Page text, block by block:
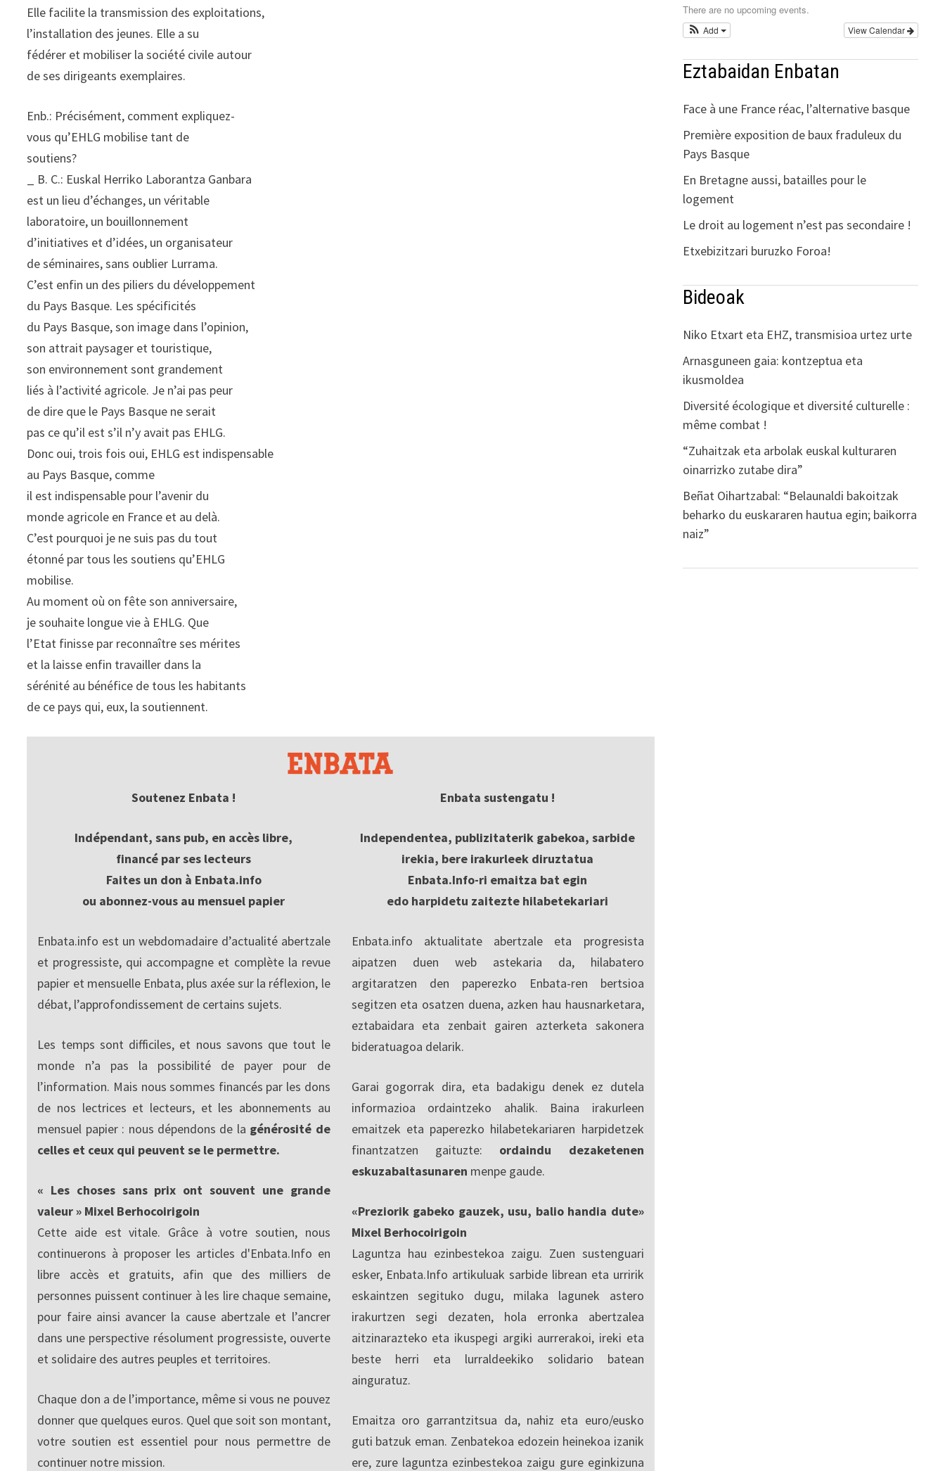
Elle facilite la transmission des exploitations,
l’installation des jeunes. Elle a su
fédérer et mobiliser la société civile autour
de ses dirigeants exemplaires.
Enb.: Précisément, comment expliquez-
vous qu’EHLG mobilise tant de
soutiens?
_ B. C.: Euskal Herriko Laborantza Ganbara
est un lieu d’échanges, un véritable
laboratoire, un bouillonnement
d’initiatives et d’idées, un organisateur
de séminaires, sans oublier Lurrama.
C’est enfin un des piliers du développement
du Pays Basque. Les spécificités
du Pays Basque, son image dans l’opinion,
son attrait paysager et touristique,
son environnement sont grandement
liés à l’activité agricole. Je n’ai pas peur
de dire que le Pays Basque ne serait
pas ce qu’il est s’il n’y avait pas EHLG.
Donc oui, trois fois oui, EHLG est indispensable
au Pays Basque, comme
il est indispensable pour l’avenir du
monde agricole en France et au delà.
C’est pourquoi je ne suis pas du tout
étonné par tous les soutiens qu’EHLG
mobilise.
Au moment où on fête son anniversaire,
je souhaite longue vie à EHLG. Que
l’Etat finisse par reconnaître ses mérites
et la laisse enfin travailler dans la
sérénité au bénéfice de tous les habitants
de ce pays qui, eux, la soutiennent.
Soutenez Enbata !
Indépendant, sans pub, en accès libre,
financé par ses lecteurs
Faites un don à Enbata.info
ou abonnez-vous au mensuel papier
Enbata.info est un webdomadaire d’actualité abertzale
et progressiste, qui accompagne et complète la revue
papier et mensuelle Enbata, plus axée sur la réflexion, le
débat, l’approfondissement de certains sujets.
Les temps sont difficiles, et nous savons que tout le
monde n’a pas la possibilité de payer pour de
l’information. Mais nous sommes financés par les dons
de nos lectrices et lecteurs, et les abonnements au
mensuel papier : nous dépendons de la générosité de
celles et ceux qui peuvent se le permettre.
« Les choses sans prix ont souvent une grande
valeur » Mixel Berhocoirigoin
Cette aide est vitale. Grâce à votre soutien, nous
continuerons à proposer les articles d'Enbata.Info en
libre accès et gratuits, afin que des milliers de
personnes puissent continuer à les lire chaque semaine,
pour faire ainsi avancer la cause abertzale et l’ancrer
dans une perspective résolument progressiste, ouverte
et solidaire des autres peuples et territoires.
Chaque don a de l’importance, même si vous ne pouvez
donner que quelques euros. Quel que soit son montant,
votre soutien est essentiel pour nous permettre de
continuer notre mission.
Enbata sustengatu !
Independentea, publizitaterik gabekoa, sarbide
irekia, bere irakurleek diruztatua
Enbata.Info-ri emaitza bat egin
edo harpidetu zaitezte hilabetekariari
Enbata.info aktualitate abertzale eta progresista
aipatzen duen web astekaria da, hilabatero
argitaratzen den paperezko Enbata-ren bertsioa
segitzen eta osatzen duena, azken hau hausnarketara,
eztabaidara eta zenbait gairen azterketa sakonera
bideratuagoa delarik.
Garai gogorrak dira, eta badakigu denek ez dutela
informazioa ordaintzeko ahalik. Baina irakurleen
emaitzek eta paperezko hilabetekariaren harpidetzek
finantzatzen gaituzte: ordaindu dezaketenen
eskuzabaltasunaren menpe gaude.
«Preziorik gabeko gauzek, usu, balio handia dute»
Mixel Berhocoirigoin
Laguntza hau ezinbestekoa zaigu. Zuen sustenguari
esker, Enbata.Info artikuluak sarbide librean eta urririk
eskaintzen segituko dugu, milaka lagunek astero
irakurtzen segi dezaten, hola erronka abertzalea
aitzinarazteko eta ikuspegi argiki aurrerakoi, ireki eta
beste herri eta lurraldeekiko solidario batean
ainguratuz.
Emaitza oro garrantzitsua da, nahiz eta euro/eusko
guti batzuk eman. Zenbatekoa edozein heinekoa izanik
ere, zure laguntza ezinbestekoa zaigu gure eginkizuna
There are no upcoming events.
View Calendar
Add
Eztabaidan Enbatan
Face à une France réac, l’alternative basque
Première exposition de baux fraduleux du
Pays Basque
En Bretagne aussi, batailles pour le
logement
Le droit au logement n’est pas secondaire !
Etxebizitzari buruzko Foroa!
Bideoak
Niko Etxart eta EHZ, transmisioa urtez urte
Arnasguneen gaia: kontzeptua eta
ikusmoldea
Diversité écologique et diversité culturelle :
même combat !
“Zuhaitzak eta arbolak euskal kulturaren
oinarrizko zutabe dira”
Beñat Oihartzabal: “Belaunaldi bakoitzak
beharko du euskararen hautua egin; baikorra
naiz”